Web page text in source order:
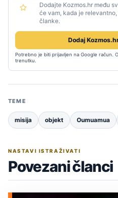
Dodajte Kozmos.hr među
će vam, kada je
članke.
Dodaj
Potrebno je biti prijavljen na Google račun.
trenutku.
TEME
misija objekt Oumuamua
NASTAVI ISTRAŽIVATI
Povezani članci